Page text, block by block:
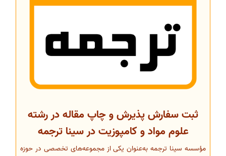
ثبت سفارش پذیرش و چاپ مقاله در رشته
علوم مواد و کامپوزیت در سینا ترجمه
مؤسسه سینا ترجمه به‌عنوان یکی از مجموعه‌های تخصصی در حوزه